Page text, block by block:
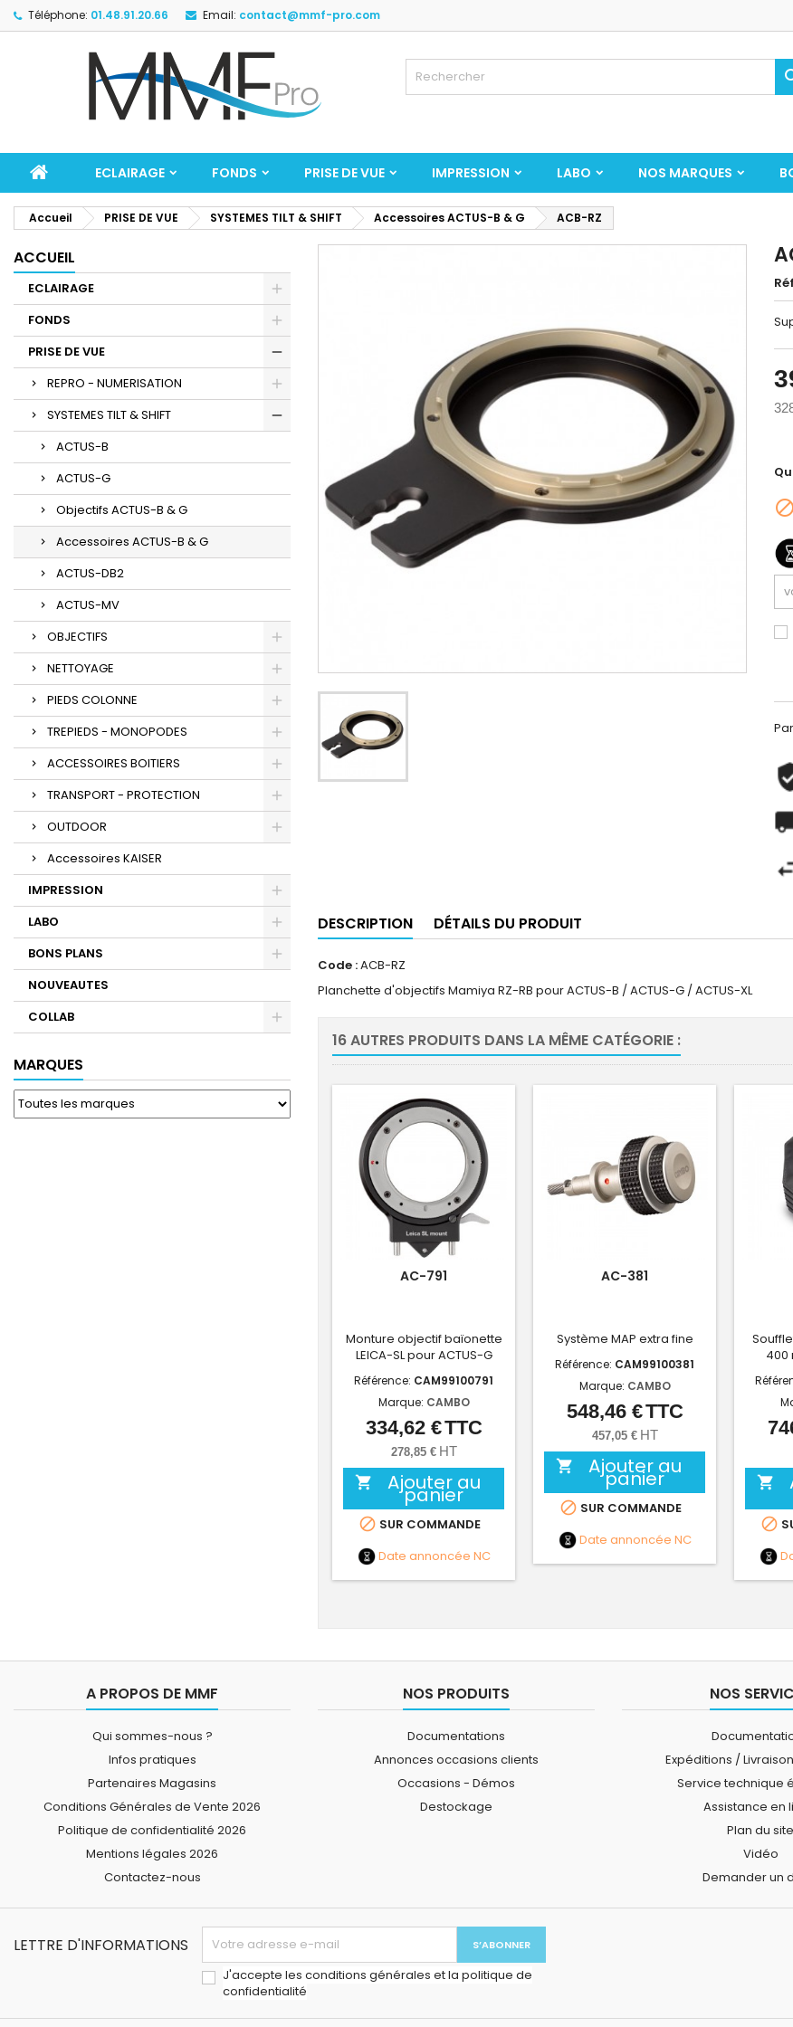
Téléphone: 01.48.91.20.66 Email: contact@mmf-pro.com
ECLAIRAGE FONDS PRISE DE VUE IMPRESSION LABO NOS MARQUES
Accueil PRISE DE VUE SYSTEMES TILT & SHIFT Accessoires ACTUS-B & G ACB-RZ
ACCUEIL
ECLAIRAGE
FONDS
PRISE DE VUE
REPRO - NUMERISATION
SYSTEMES TILT & SHIFT
ACTUS-B
ACTUS-G
Objectifs ACTUS-B & G
Accessoires ACTUS-B & G
ACTUS-DB2
ACTUS-MV
OBJECTIFS
NETTOYAGE
PIEDS COLONNE
TREPIEDS - MONOPODES
ACCESSOIRES BOITIERS
TRANSPORT - PROTECTION
OUTDOOR
Accessoires KAISER
IMPRESSION
LABO
BONS PLANS
NOUVEAUTES
COLLAB
MARQUES

DESCRIPTION DÉTAILS DU PRODUIT
Code :ACB-RZ
Planchette d'objectifs Mamiya RZ-RB pour ACTUS-B / ACTUS-G / ACTUS-XL
16 AUTRES PRODUITS DANS LA MÊME CATÉGORIE :
AC-791
Monture objectif baïonette
LEICA-SL pour ACTUS-G
Référence: CAM99100791
Marque: CAMBO
Prix
334,62 €TTC
278,85 € HT
 Ajouter au
panier
 SUR COMMANDE
Date annoncée NC
AC-381
Système MAP extra fine
Référence: CAM99100381
Marque: CAMBO
Prix
548,46 €TTC
457,05 € HT
 Ajouter au
panier
 SUR COMMANDE
Date annoncée NC
400


A PROPOS DE MMF
Qui sommes-nous ?
Infos pratiques
Partenaires Magasins
Conditions Générales de Vente 2026
Politique de confidentialité 2026
Mentions légales 2026
Contactez-nous
NOS PRODUITS
Documentations
Annonces occasions clients
Occasions - Démos
Destockage
NOS
Expéditions /
Service technique
Assistance en
Plan du site
Vidéo
Demander un
LETTRE D'INFORMATIONS
J'accepte les conditions générales et la politique de
confidentialité